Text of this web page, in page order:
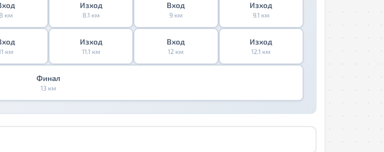
8 км
Изход
8.1 км
Вход
9 км
Изход
9.1 км
км
Изход
11.1 км
Вход
12 км
Изход
12.1 км
Финал
13 км